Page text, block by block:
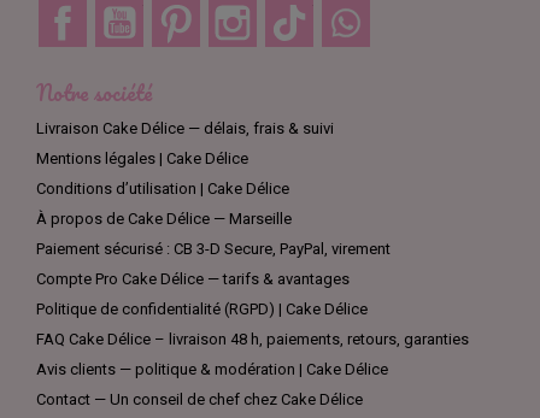
Facebook YouTube Pinterest Instagram TikTok
Notre société
Livraison Cake Délice — délais, frais & suivi
Mentions légales | Cake Délice
Conditions d’utilisation | Cake Délice
À propos de Cake Délice — Marseille
Paiement sécurisé : CB 3-D Secure, PayPal, virement
Compte Pro Cake Délice — tarifs & avantages
Politique de confidentialité (RGPD) | Cake Délice
FAQ Cake Délice – livraison 48 h, paiements, retours, garanties
Avis clients — politique & modération | Cake Délice
Contact — Un conseil de chef chez Cake Délice